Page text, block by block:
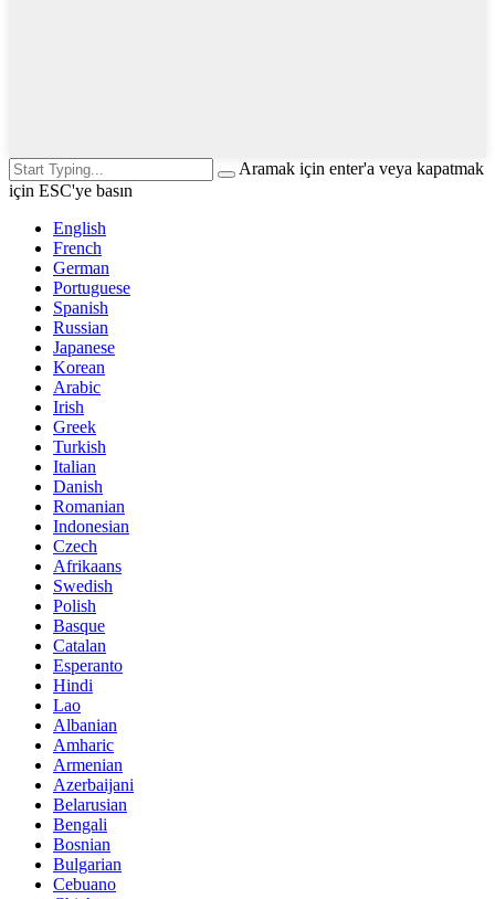
Aramak için enter'a veya kapatmak
için ESC'ye basın
English
French
German
Portuguese
Spanish
Russian
Japanese
Korean
Arabic
Irish
Greek
Turkish
Italian
Danish
Romanian
Indonesian
Czech
Afrikaans
Swedish
Polish
Basque
Catalan
Esperanto
Hindi
Lao
Albanian
Amharic
Armenian
Azerbaijani
Belarusian
Bengali
Bosnian
Bulgarian
Cebuano